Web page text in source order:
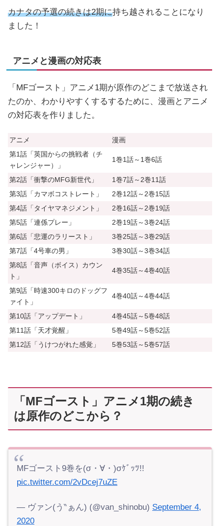
カナタの予選の続きは2期に持ち越されることになり
ました！
アニメと漫画の対応表
「MFゴースト」アニメ1期が原作のどこまで放送され
たのか、わかりやすくするするために、漫画とアニメ
の対応表を作りました。
アニメ
漫画
第1話「英国からの挑戦者（チ
ャレンジャー）」
1巻1話～1巻6話
第2話「衝撃のMFG新世代」
1巻7話～2巻11話
第3話「カマボコストレート」
2巻12話～2巻15話
第4話「タイヤマネジメント」
2巻16話～2巻19話
第5話「連係プレー」
2巻19話～3巻24話
第6話「悲運のラリースト」
3巻25話～3巻29話
第7話「4号車の男」
3巻30話～3巻34話
第8話「音声（ボイス）カウン
ト」
4巻35話～4巻40話
第9話「時速300キロのドッグフ
ァイト」
4巻40話～4巻44話
第10話「アップデート」
4巻45話～5巻48話
第11話「天才覚醒」
5巻49話～5巻52話
第12話「うけつがれた感覚」
5巻53話～5巻57話
「MFゴースト」アニメ1期の続き
は原作のどこから？
MFゴースト9巻を(σ・∀・)σｹﾞｯﾂ!!
pic.twitter.com/2vDcej7uZE
— ヴァン(う‶ぁん) (@van_shinobu) September 4,
2020